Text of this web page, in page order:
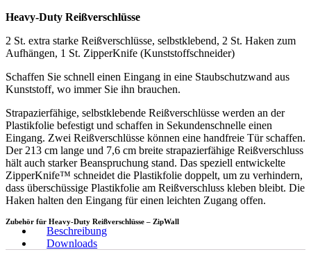
Heavy-Duty Reißverschlüsse
2 St. extra starke Reißverschlüsse, selbstklebend, 2 St. Haken zum
Aufhängen, 1 St. ZipperKnife (Kunststoffschneider)
Schaffen Sie schnell einen Eingang in eine Staubschutzwand aus
Kunststoff, wo immer Sie ihn brauchen.
Strapazierfähige, selbstklebende Reißverschlüsse werden an der
Plastikfolie befestigt und schaffen in Sekundenschnelle einen
Eingang. Zwei Reißverschlüsse können eine handfreie Tür schaffen.
Der 213 cm lange und 7,6 cm breite strapazierfähige Reißverschluss
hält auch starker Beanspruchung stand. Das speziell entwickelte
ZipperKnife™ schneidet die Plastikfolie doppelt, um zu verhindern,
dass überschüssige Plastikfolie am Reißverschluss kleben bleibt. Die
Haken halten den Eingang für einen leichten Zugang offen.
Zubehör für Heavy-Duty Reißverschlüsse – ZipWall
Beschreibung
Downloads